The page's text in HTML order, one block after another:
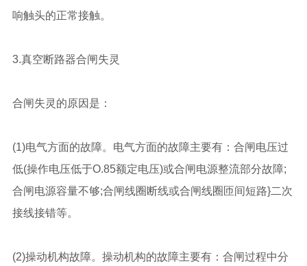
响触头的正常接触。
3.真空断路器合闸失灵
合闸失灵的原因是：
(1)电气方面的故障。电气方面的故障主要有：合闸电压过
低(操作电压低于O.85额定电压)或合闸电源整流部分故障;
合闸电源容量不够;合闸线圈断线或合闸线圈匝间短路}二次
接线接错等。
(2)操动机构故障。操动机构的故障主要有：合闸过程中分